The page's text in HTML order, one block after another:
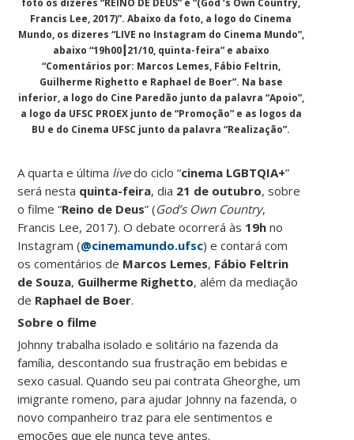
foto os dizeres “REINO DE DEUS” e “(God ‘s Own Country,
Francis Lee, 2017)”. Abaixo da foto, a logo do Cinema
Mundo, os dizeres “LIVE no Instagram do Cinema Mundo”,
abaixo “19h00┃21/10, quinta-feira” e abaixo
“Comentários por: Marcos Lemes, Fábio Feltrin,
Guilherme Righetto e Raphael de Boer”. Na base
inferior, a logo do Cine Paredão junto da palavra “Apoio”,
a logo da UFSC PROEX junto de “Promoção” e as logos da
BU e do Cinema UFSC junto da palavra “Realização”.
A quarta e última livedo ciclo “cinema LGBTQIA+”
será nesta quinta-feira, dia 21 de outubro, sobre
o filme “Reino de Deus” (God’s Own Country,
Francis Lee, 2017). O debate ocorrerá às 19h no
Instagram (@cinemamundo.ufsc) e contará com
os comentários de Marcos Lemes, Fábio Feltrin
de Souza, Guilherme Righetto, além da mediação
de Raphael de Boer.
Sobre o filme
Johnny trabalha isolado e solitário na fazenda da
família, descontando sua frustração em bebidas e
sexo casual. Quando seu pai contrata Gheorghe, um
imigrante romeno, para ajudar Johnny na fazenda, o
novo companheiro traz para ele sentimentos e
emoções que ele nunca teve antes.